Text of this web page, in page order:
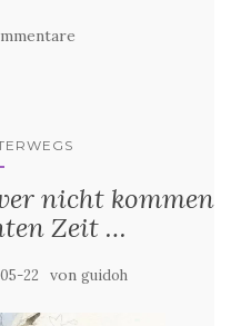
nicht kommen
Zeit …
22 von guidoh